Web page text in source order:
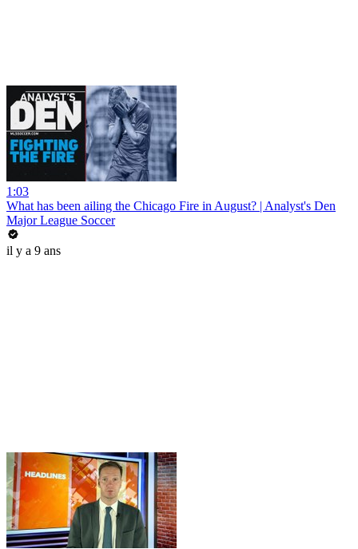
1:03
What has been ailing the Chicago Fire in August? | Analyst's Den
Major League Soccer
il y a 9 ans